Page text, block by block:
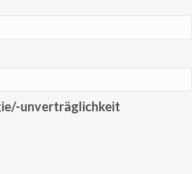
unverträglichkeit